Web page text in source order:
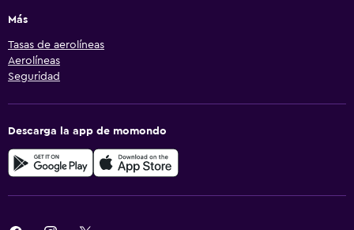
Más
Tasas de aerolíneas
Aerolíneas
Seguridad
Descarga la app de momondo